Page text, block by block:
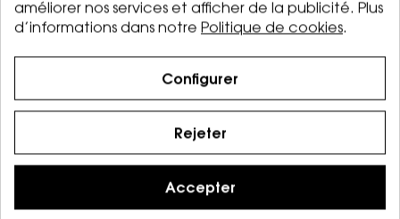
Des valeurs très claires
Design Service
améliorer nos services et afficher de la publicité. Plus
d’informations dans notre Politique de cookies.
Configurer
Rejeter
Accepter